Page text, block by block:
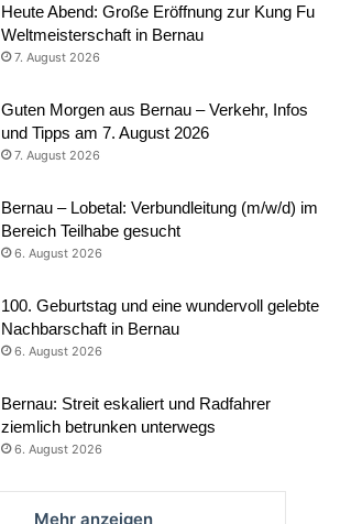
Heute Abend: Große Eröffnung zur Kung Fu
Weltmeisterschaft in Bernau
7. August 2026
Guten Morgen aus Bernau – Verkehr, Infos
und Tipps am 7. August 2026
7. August 2026
Bernau – Lobetal: Verbundleitung (m/w/d) im
Bereich Teilhabe gesucht
6. August 2026
100. Geburtstag und eine wundervoll gelebte
Nachbarschaft in Bernau
6. August 2026
Bernau: Streit eskaliert und Radfahrer
ziemlich betrunken unterwegs
6. August 2026
Mehr anzeigen